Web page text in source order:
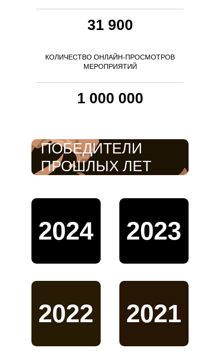
31 900
1 000 000
КОЛИЧЕСТВО ОНЛАЙН-ПРОСМОТРОВ
МЕРОПРИЯТИЙ
ПОБЕДИТЕЛИ
ПРОШЛЫХ ЛЕТ
2021
2022
2023
2024